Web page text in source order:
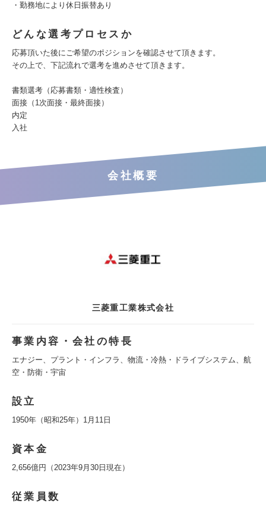
・勤務地により休日振替あり
どんな選考プロセスか
応募頂いた後にご希望のポジションを確認させて頂きます。
その上で、下記流れで選考を進めさせて頂きます。
書類選考（応募書類・適性検査）
面接（1次面接・最終面接）
内定
入社
会社概要
三菱重工業株式会社
事業内容・会社の特長
エナジー、プラント・インフラ、物流・冷熱・ドライブシステム、航
空・防衛・宇宙
設立
1950年（昭和25年）1月11日
資本金
2,656億円（2023年9月30日現在）
従業員数